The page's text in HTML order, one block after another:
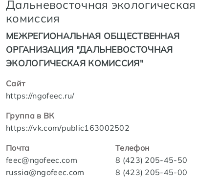
Дальневосточная экологическая
комиссия
МЕЖРЕГИОНАЛЬНАЯ ОБЩЕСТВЕННАЯ
ОРГАНИЗАЦИЯ "ДАЛЬНЕВОСТОЧНАЯ
ЭКОЛОГИЧЕСКАЯ КОМИССИЯ"
Сайт
https://ngofeec.ru/
Группа в ВК
https://vk.com/public163002502
Почта
feec@ngofeec.com
russia@ngofeec.com
Телефон
8 (423) 205-45-50
8 (423) 205-45-00